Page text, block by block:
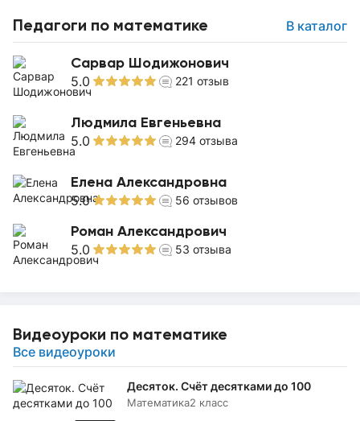
Педагоги по математике В каталог
Сарвар Шодижонович
5.0 221 отзыв
Людмила Евгеньевна
5.0 294 отзыва
Елена Александровна
5.0 56 отзывов
Роман Александрович
5.0 53 отзыва
Видеоуроки по математике
Все видеоуроки
Десяток. Счёт десятками до 100
Математика2 класс